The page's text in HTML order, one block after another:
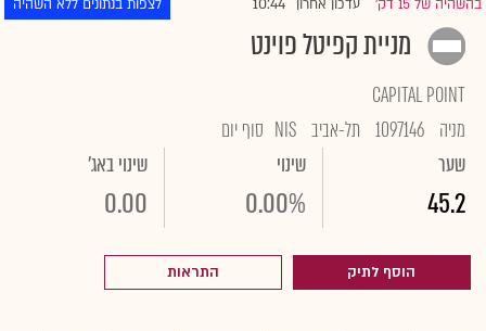
בהשהיה של 15 דק' |עדכון אחרון 10:44 לצפות בנתונים ללא השהיה
מניית קפיטל פוינט
CAPITAL POINT
מניה 1097146 תל-אביב NIS סוף יום
שער
45.2
שינוי
0.00%
שינוי באג'
0.00
הוסף לתיק התראות